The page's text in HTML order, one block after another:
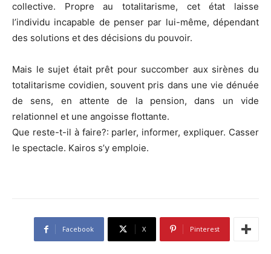
collective. Propre au totalitarisme, cet état laisse
l’individu incapable de penser par lui-même, dépendant
des solutions et des décisions du pouvoir.
Mais le sujet était prêt pour succomber aux sirènes du
totalitarisme covidien, souvent pris dans une vie dénuée
de sens, en attente de la pension, dans un vide
relationnel et une angoisse flottante.
Que reste-t-il à faire?: parler, informer, expliquer. Casser
le spectacle. Kairos s’y emploie.
Facebook X Pinterest